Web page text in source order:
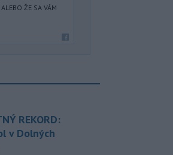
ŽE SA VÁM
REKORD:
v Dolných